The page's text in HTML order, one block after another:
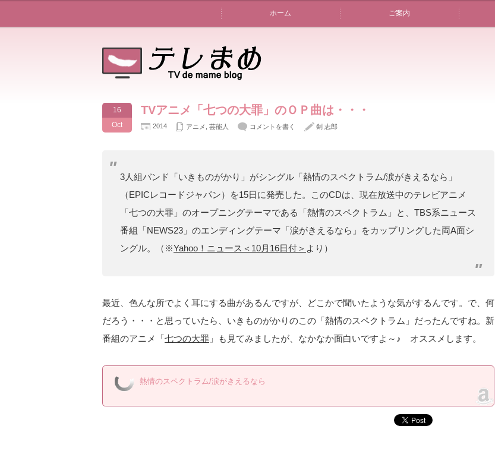
ホーム ご案内
16
Oct
TVアニメ「七つの大罪」のＯＰ曲は・・・
2014 アニメ 芸能人 コメントを書く 剣 志郎
3人組バンド「いきものがかり」がシングル「熱情のスペクトラム/涙がきえるなら」
（EPICレコードジャパン）を15日に発売した。このCDは、現在放送中のテレビアニメ
「七つの大罪」のオープニングテーマである「熱情のスペクトラム」と、TBS系ニュース
番組「NEWS23」のエンディングテーマ「涙がきえるなら」をカップリングした両A面シ
ングル。（※Yahoo！ニュース＜10月16日付＞ より）
最近、色んな所でよく耳にする曲があるんですが、どこかで聞いたような気がするんです。で、何
だろう・・・と思っていたら、いきものがかりのこの「熱情のスペクトラム」だったんですね。新
番組のアニメ「七つの大罪 」も見てみましたが、なかなか面白いですよ～♪ オススメします。
熱情のスペクトラム/涙がきえるなら